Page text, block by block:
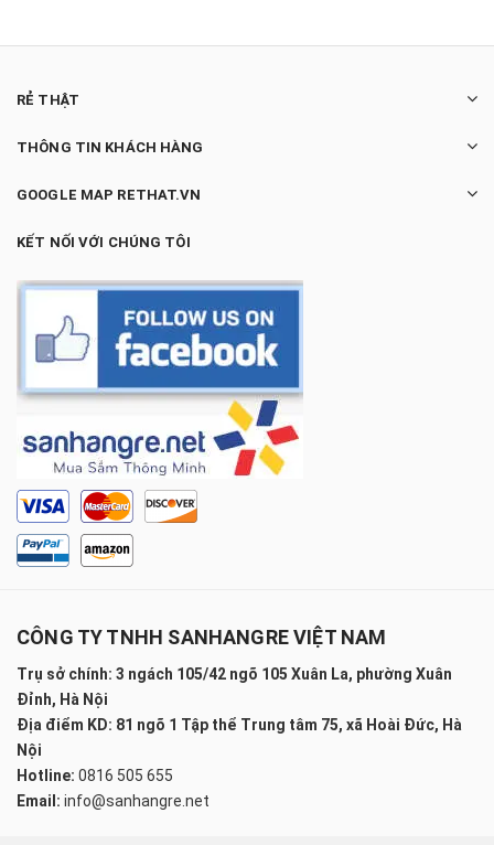
RẺ THẬT
THÔNG TIN KHÁCH HÀNG
GOOGLE MAP RETHAT.VN
KẾT NỐI VỚI CHÚNG TÔI
CÔNG TY TNHH SANHANGRE VIỆT NAM
Trụ sở chính: 3 ngách 105/42 ngõ 105 Xuân La, phường Xuân
Đỉnh, Hà Nội
Địa điểm KD: 81 ngõ 1 Tập thể Trung tâm 75, xã Hoài Đức, Hà
Nội
Hotline: 0816 505 655
Email: info@sanhangre.net